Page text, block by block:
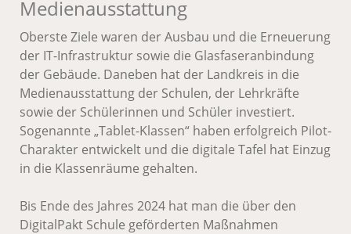
Medienausstattung
Oberste Ziele waren der Ausbau und die Erneuerung
der IT-Infrastruktur sowie die Glasfaseranbindung
der Gebäude. Daneben hat der Landkreis in die
Medienausstattung der Schulen, der Lehrkräfte
sowie der Schülerinnen und Schüler investiert.
Sogenannte „Tablet-Klassen“ haben erfolgreich Pilot-
Charakter entwickelt und die digitale Tafel hat Einzug
in die Klassenräume gehalten.
Bis Ende des Jahres 2024 hat man die über den
DigitalPakt Schule geförderten Maßnahmen